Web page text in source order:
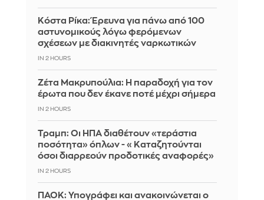
Κόστα Ρίκα: Έρευνα για πάνω από 100
αστυνομικούς λόγω φερόμενων
σχέσεων με διακινητές ναρκωτικών
IN 2 HOURS
Ζέτα Μακρυπούλια: Η παραδοχή για τον
έρωτα που δεν έκανε ποτέ μέχρι σήμερα
IN 2 HOURS
Τραμπ: Οι ΗΠΑ διαθέτουν «τεράστια
ποσότητα» όπλων - «Καταζητούνται
όσοι διαρρεούν προδοτικές αναφορές»
IN 2 HOURS
ΠΑΟΚ: Υπογράφει και ανακοινώνεται ο